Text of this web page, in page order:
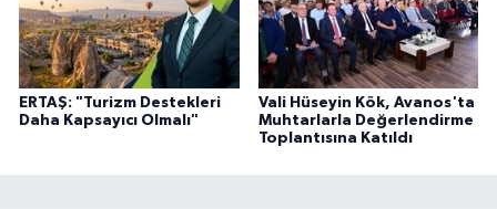
ERTAŞ: "Turizm Destekleri
Daha Kapsayıcı Olmalı"
Vali Hüseyin Kök, Avanos'ta
Muhtarlarla Değerlendirme
Toplantısına Katıldı